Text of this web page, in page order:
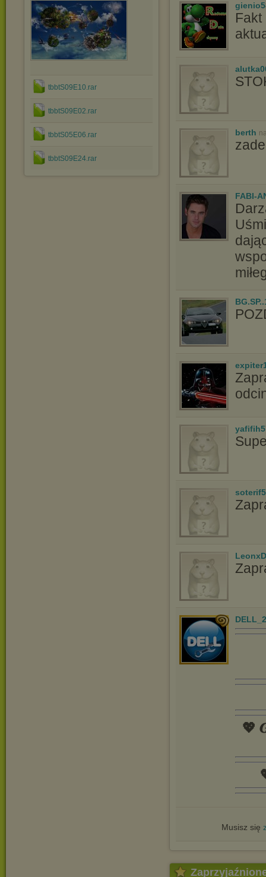
tbbtS09E10.rar
tbbtS09E02.rar
tbbtS05E06.rar
tbbtS09E24.rar
Fakt
berth
FABI-
💖
Musisz się